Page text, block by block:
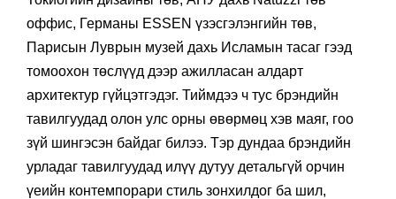
оффис, Германы ESSEN үзэсгэлэнгийн төв,
Парисын Луврын музей дахь Исламын тасаг гээд
томоохон төслүүд дээр ажилласан алдарт
архитектур гүйцэтгэдэг. Тиймдээ ч тус брэндийн
тавилгуудад олон улс орны өвөрмөц хэв маяг, гоо
зүй шингэсэн байдаг билээ. Тэр дундаа брэндийн
урладаг тавилгуудад илүү дутуу детальгүй орчин
үеийн контемпорари стиль зонхилдог ба шил,